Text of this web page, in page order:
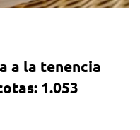
a la tenencia
1.053